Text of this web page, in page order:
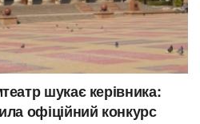
шукає керівника:
офіційний конкурс